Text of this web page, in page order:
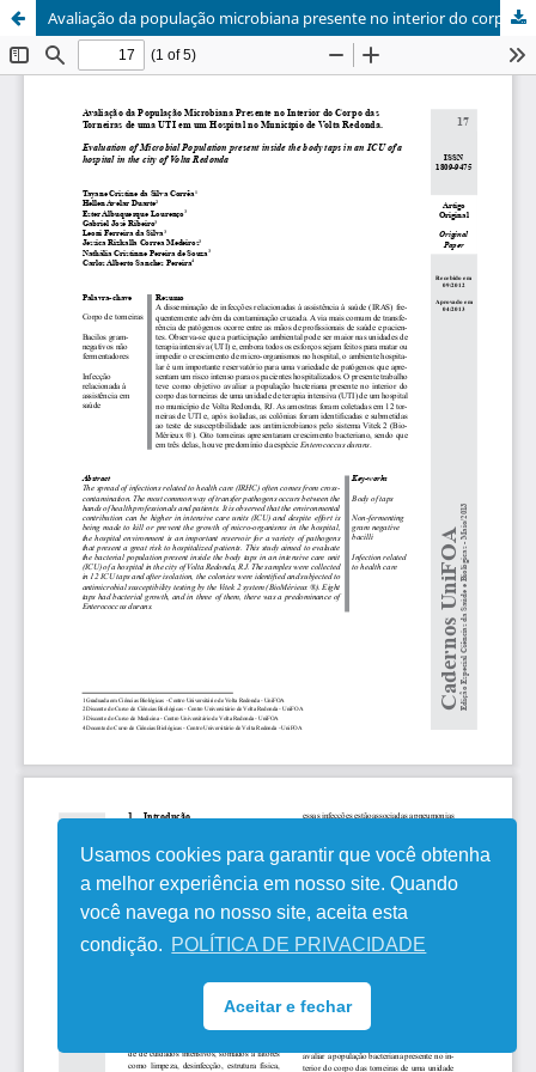
Usamos cookies para garantir que você obtenha
a melhor experiência em nosso site. Quando
você navega no nosso site, aceita esta
condição. POLÍTICA DE PRIVACIDADE
Aceitar e fechar
Avaliação da população microbiana presente no interior do corpo das torneiras de uma UTI em um Hospital no município de Volta Redonda